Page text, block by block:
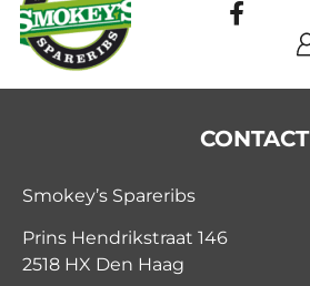
CONTACT
Smokey’s Spareribs
Prins Hendrikstraat 146
2518 HX Den Haag